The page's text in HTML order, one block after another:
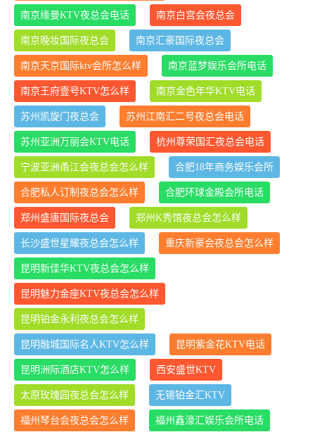
南京缘曼KTV夜总会电话 南京白宫会夜总会
南京晚妆国际夜总会 南京汇豪国际夜总会
南京天京国际ktv会所怎么样 南京蓝梦娱乐会所电话
南京王府壹号KTV怎么样 南京金色年华KTV电话
苏州凯旋门夜总会 苏州江南汇二号夜总会电话
苏州亚洲万丽会KTV电话 杭州尊荣国汇夜总会电话
宁波亚洲甬江会夜总会怎么样 合肥18年商务娱乐会所
合肥私人订制夜总会怎么样 合肥环球金殿会所电话
郑州盛唐国际夜总会 郑州K秀馆夜总会怎么样
长沙盛世星耀夜总会怎么样 重庆新豪会夜总会怎么样
昆明新佳华KTV夜总会怎么样
昆明魅力金座KTV夜总会怎么样
昆明铂金永利夜总会怎么样
昆明融城国际名人KTV怎么样 昆明紫金花KTV电话
昆明洲际酒店KTV怎么样 西安盛世KTV
太原玫瑰园夜总会怎么样 无锡铂金汇KTV
福州琴台会夜总会怎么样 福州鑫濠汇娱乐会所电话